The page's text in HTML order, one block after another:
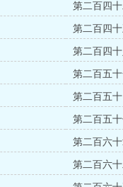
第二百四
第二百四
第二百四
第二百五
第二百五
第二百五
第二百六
第二百六